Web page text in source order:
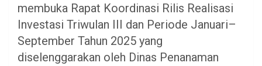
membuka Rapat Koordinasi Rilis Realisasi
Investasi Triwulan III dan Periode Januari–
September Tahun 2025 yang
diselenggarakan oleh Dinas Penanaman